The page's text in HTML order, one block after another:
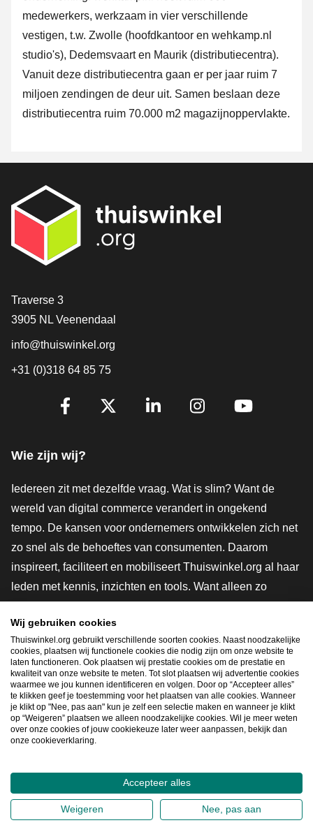
medewerkers, werkzaam in vier verschillende
vestigen, t.w. Zwolle (hoofdkantoor en wehkamp.nl
studio's), Dedemsvaart en Maurik (distributiecentra).
Vanuit deze distributiecentra gaan er per jaar ruim 7
miljoen zendingen de deur uit. Samen beslaan deze
distributiecentra ruim 70.000 m2 magazijnoppervlakte.
Contact
Traverse 3
3905 NL Veenendaal
info@thuiswinkel.org
+31 (0)318 64 85 75
Volg je ons al?
Wie zijn wij?
Iedereen zit met dezelfde vraag. Wat is slim? Want de
wereld van digital commerce verandert in ongekend
tempo. De kansen voor ondernemers ontwikkelen zich net
zo snel als de behoeftes van consumenten. Daarom
inspireert, faciliteert en mobiliseert Thuiswinkel.org al haar
leden met kennis, inzichten en tools. Want alleen zo
innovatievere toekomst. Dus groei ook mee en maak
shoppen slimmer.
Lid worden
Snel navigeren
2026©Thuiswinkel.org
Privacybeleid Cookieverklaring Sitemap
Wij gebruiken cookies
Thuiswinkel.org gebruikt verschillende soorten cookies. Naast noodzakelijke
cookies, plaatsen wij functionele cookies die nodig zijn om onze website te
laten functioneren. Ook plaatsen wij prestatie cookies om de prestatie en
kwaliteit van onze website te meten. Tot slot plaatsen wij advertentie cookies
waarmee we jou kunnen identificeren en volgen. Door op “Accepteer alles”
te klikken geef je toestemming voor het plaatsen van alle cookies. Wanneer
je klikt op "Nee, pas aan" kun je zelf een selectie maken en wanneer je klikt
op “Weigeren” plaatsen we alleen noodzakelijke cookies. Wil je meer weten
over onze cookies of jouw cookiekeuze later weer aanpassen, bekijk dan
onze cookieverklaring.
Accepteer alles
Weigeren Nee, pas aan